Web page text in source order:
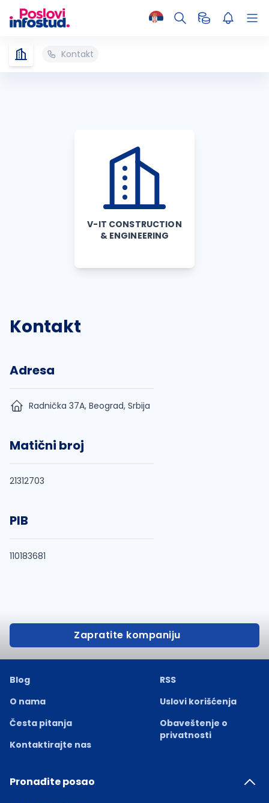
Kontakt
V-IT CONSTRUCTION
& ENGINEERING
Kontakt
Adresa
Radnička 37A, Beograd, Srbija
Matični broj
21312703
PIB
110183681
Zapratite kompaniju
Blog
O nama
Česta pitanja
Kontaktirajte nas
RSS
Uslovi korišćenja
Obaveštenje o
privatnosti
Pronađite posao